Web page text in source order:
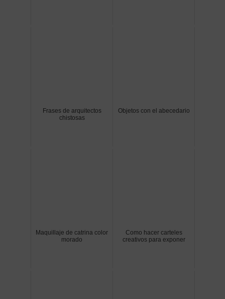
Frases de arquitectos
chistosas
Objetos con el abecedario
Maquillaje de catrina color
morado
Como hacer carteles
creativos para exponer